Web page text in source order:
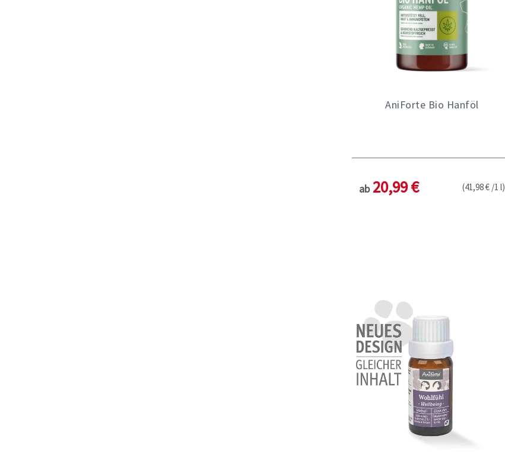
AniForte Bio Hanföl
ab 20,99 € (41,98 € /1 l)